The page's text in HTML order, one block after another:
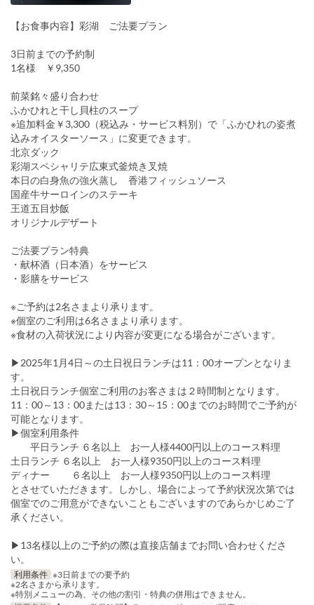
【お食事内容】彩湖 ご法要プラン
3日前までの予約制
1名様 ￥9,350
前菜銘々盛り合わせ
ふかひれと干し貝柱のスープ
※追加料金￥3,300（税込み・サービス料別）で「ふかひれの姿煮
込みオイスターソース」に変更できます。
北京ダック
彩湖スペシャリテ広東式釜焼き叉焼
本日の白身魚の強火蒸し 香港フィッシュソース
国産牛サーロインのステーキ
王道五目炒飯
オリジナルデザート
ご法要プラン特典
・献杯酒（日本酒）をサービス
・影膳をサービス
※ご予約は2名さまより承ります。
※個室のご利用は6名さまより承ります。
※食材の入荷状況により内容が変更になる場合がございます。
▶2025年1月4日～の土日祝日ランチは11：00オープンとなりま
す。
土日祝日ランチ個室ご利用のお客さまは２時間制となります。
11：00～13：00または13：30～15：00までのお時間でご予約が
可能となります。
▶個室利用条件
平日ランチ ６名以上 お一人様4400円以上のコース料理
土日ランチ ６名以上 お一人様9350円以上のコース料理
ディナー ６名以上 お一人様9350円以上のコース料理
とさせていただきます。しかし、場合によって予約状況次第では
個室でのご用意ができないこともございますのであらかじめご了
承ください。
▶13名様以上のご予約の際は直接店舗までお問い合わせくださ
い。
利用条件 ※3日前までの要予約
※2名さまから承ります。
※特別メニューの為、その他の割引・特典の併用はできません。